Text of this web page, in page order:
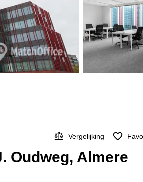
Vergelijking
Oudweg, Almere